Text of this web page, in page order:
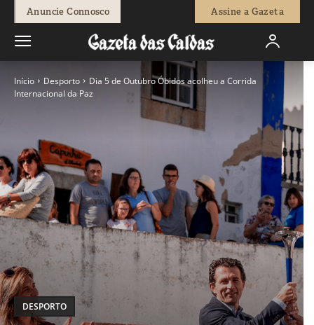
Anuncie Connosco Assine a Gazeta
Início Desporto
Dia 5 de Outubro Óbidos acolheu a Corrida
Internacional da Paz
DESPORTO